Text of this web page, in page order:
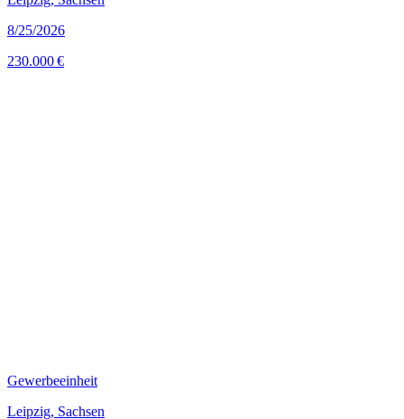
8/25/2026
230.000 €
Gewerbeeinheit
Leipzig, Sachsen